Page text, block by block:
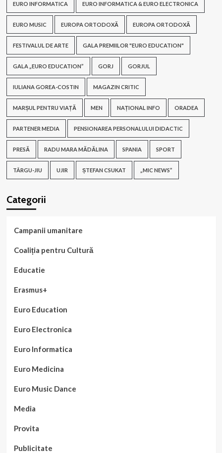
EURO INFORMATICA EURO INFORMATICA & EURO ELECTRONICA
EURO MUSIC EUROPA ORTODOXĂ EUROPA ORTODOXĂ
FESTIVALUL DE ARTE GALA PREMIILOR "EURO EDUCATION"
GALA „EURO EDUCATION” GORJ GORJUL
IULIANA GOREA-COSTIN MAGAZIN CRITIC
MARȘUL PENTRU VIAȚĂ MEN NAȚIONAL INFO ORADEA
PARTENER MEDIA PENSIONAREA PERSONALULUI DIDACTIC
PRESĂ RADU MARA MĂDĂLINA SPANIA SPORT
TÂRGU-JIU UJIR ȘTEFAN CSUKAT „MIC NEWS”
Categorii
Campanii umanitare
Coaliția pentru Cultură
Educatie
Erasmus+
Euro Education
Euro Electronica
Euro Informatica
Euro Medicina
Euro Music Dance
Media
Provita
Publicitate